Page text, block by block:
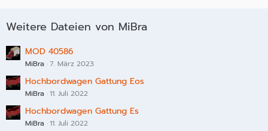
Weitere Dateien von MiBra
MOD 40586
MiBra 7. März 2023
Hochbordwagen Gattung Eos
MiBra 11. Juli 2022
Hochbordwagen Gattung Es
MiBra 11. Juli 2022